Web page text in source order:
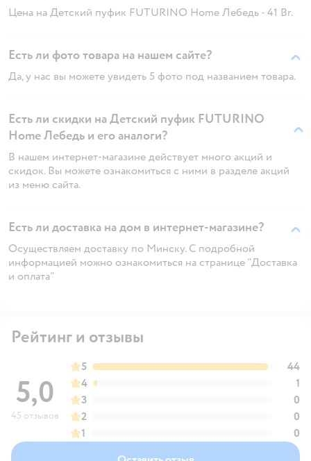
Цена на Детский пуфик FUTURINO Home Лебедь - 41 Br.
Есть ли фото товара на нашем сайте?
Да, у нас вы можете увидеть 5 фото под названием товара.
Есть ли скидки на Детский пуфик FUTURINO
Home Лебедь и его аналоги?
В нашем интернет-магазине действует много акций и
скидок. Вы можете ознакомиться с ними в разделе акций
из меню сайта.
Есть ли доставка на дом в интернет-магазине?
Осуществляем доставку по Минску. С подробной
информацией можно ознакомиться на странице "Доставка
и оплата"
Рейтинг и отзывы
5,0
45 отзывов
5
44
4
1
3
0
2
0
1
0